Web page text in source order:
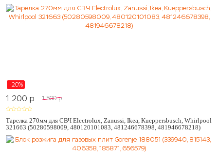
-20%
1 200 p 1 500 p
Тарелка 270мм для СВЧ Electrolux, Zanussi, Ikea, Kueppersbusch, Whirlpool
321663 (50280598009, 480120101083, 481246678398, 481946678218)